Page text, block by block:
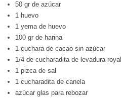
50 gr de azúcar
1 huevo
1 yema de huevo
100 gr de harina
1 cuchara de cacao sin azúcar
1/4 de cucharadita de levadura royal
1 pizca de sal
1 cucharadita de canela
azúcar glas para rebozar